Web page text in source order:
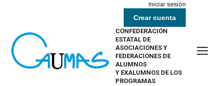
Iniciar sesión
Crear cuenta
CONFEDERACIÓN
ESTATAL DE
ASOCIACIONES Y
FEDERACIONES DE
ALUMNOS
Y EXALUMNOS DE LOS
PROGRAMAS